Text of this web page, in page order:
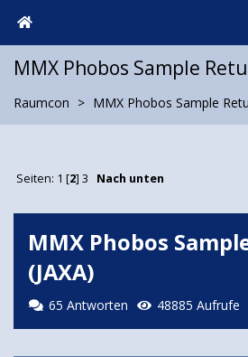
MMX Phobos Sample
Raumcon MMX Phobos Sample
Seiten: 1 [2] 3 Nach unten
MMX Phobos
(JAXA)
65 Antworten 48885 Aufrufe